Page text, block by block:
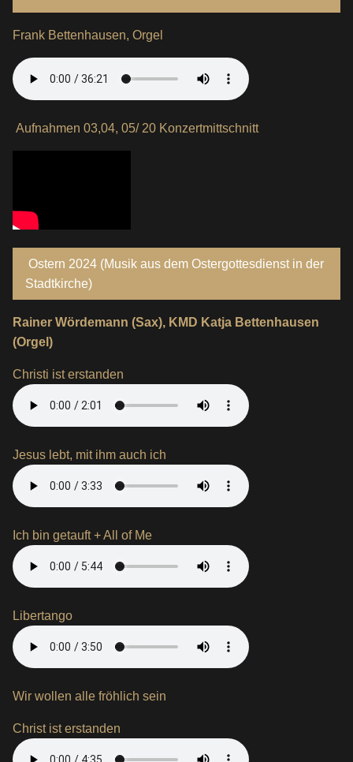
Frank Bettenhausen, Orgel
Aufnahmen 03,04, 05/ 20 Konzertmittschnitt
Ostern 2024 (Musik aus dem Ostergottesdienst in der
Stadtkirche)
Rainer Wördemann (Sax), KMD Katja Bettenhausen
(Orgel)
Christi ist erstanden
Jesus lebt, mit ihm auch ich
Ich bin getauft + All of Me
Libertango
Wir wollen alle fröhlich sein
Christ ist erstanden